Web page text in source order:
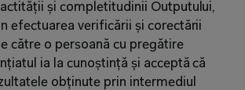
și completitudinii Outputului,
efectuarea verificării și corectării
către o persoană cu pregătire
ia la cunoștință și acceptă că
obținute prin intermediul